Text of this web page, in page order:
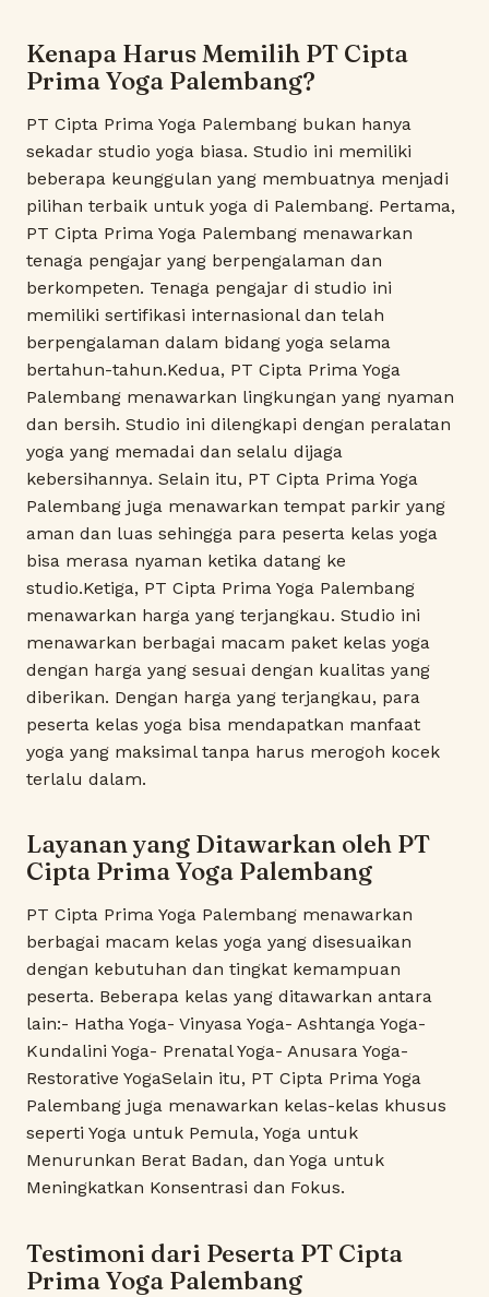
Kenapa Harus Memilih PT Cipta
Prima Yoga Palembang?
PT Cipta Prima Yoga Palembang bukan hanya
sekadar studio yoga biasa. Studio ini memiliki
beberapa keunggulan yang membuatnya menjadi
pilihan terbaik untuk yoga di Palembang. Pertama,
PT Cipta Prima Yoga Palembang menawarkan
tenaga pengajar yang berpengalaman dan
berkompeten. Tenaga pengajar di studio ini
memiliki sertifikasi internasional dan telah
berpengalaman dalam bidang yoga selama
bertahun-tahun.Kedua, PT Cipta Prima Yoga
Palembang menawarkan lingkungan yang nyaman
dan bersih. Studio ini dilengkapi dengan peralatan
yoga yang memadai dan selalu dijaga
kebersihannya. Selain itu, PT Cipta Prima Yoga
Palembang juga menawarkan tempat parkir yang
aman dan luas sehingga para peserta kelas yoga
bisa merasa nyaman ketika datang ke
studio.Ketiga, PT Cipta Prima Yoga Palembang
menawarkan harga yang terjangkau. Studio ini
menawarkan berbagai macam paket kelas yoga
dengan harga yang sesuai dengan kualitas yang
diberikan. Dengan harga yang terjangkau, para
peserta kelas yoga bisa mendapatkan manfaat
yoga yang maksimal tanpa harus merogoh kocek
terlalu dalam.
Layanan yang Ditawarkan oleh PT
Cipta Prima Yoga Palembang
PT Cipta Prima Yoga Palembang menawarkan
berbagai macam kelas yoga yang disesuaikan
dengan kebutuhan dan tingkat kemampuan
peserta. Beberapa kelas yang ditawarkan antara
lain:- Hatha Yoga- Vinyasa Yoga- Ashtanga Yoga-
Kundalini Yoga- Prenatal Yoga- Anusara Yoga-
Restorative YogaSelain itu, PT Cipta Prima Yoga
Palembang juga menawarkan kelas-kelas khusus
seperti Yoga untuk Pemula, Yoga untuk
Menurunkan Berat Badan, dan Yoga untuk
Meningkatkan Konsentrasi dan Fokus.
Testimoni dari Peserta PT Cipta
Prima Yoga Palembang